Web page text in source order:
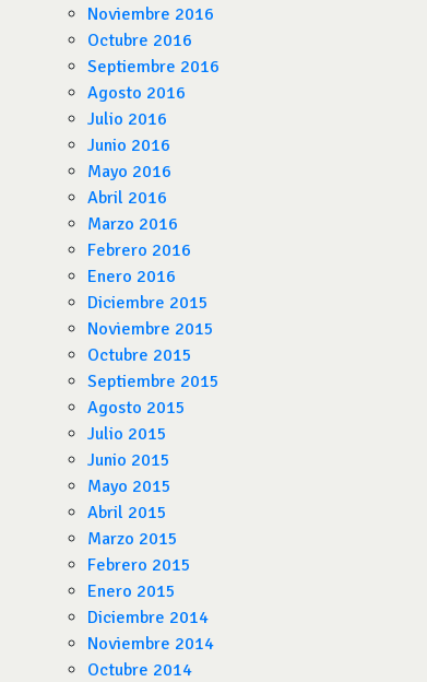
Noviembre 2016
Octubre 2016
Septiembre 2016
Agosto 2016
Julio 2016
Junio 2016
Mayo 2016
Abril 2016
Marzo 2016
Febrero 2016
Enero 2016
Diciembre 2015
Noviembre 2015
Octubre 2015
Septiembre 2015
Agosto 2015
Julio 2015
Junio 2015
Mayo 2015
Abril 2015
Marzo 2015
Febrero 2015
Enero 2015
Diciembre 2014
Noviembre 2014
Octubre 2014